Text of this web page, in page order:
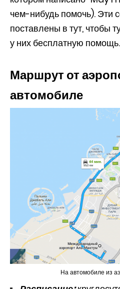
чем-нибудь помочь). Эти
поставлены в тут, чтобы
у них бесплатную помощь.
Маршрут от
автомобиле
На автомобиле из